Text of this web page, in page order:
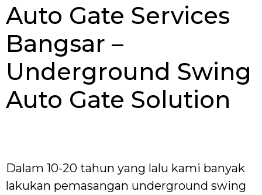
Auto Gate Services
Bangsar –
Underground Swing
Auto Gate Solution
Dalam 10-20 tahun yang lalu kami banyak
lakukan pemasangan underground swing